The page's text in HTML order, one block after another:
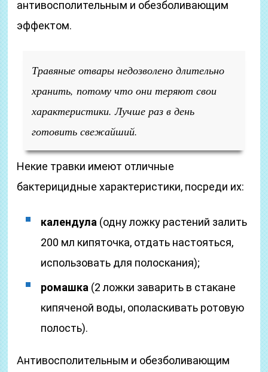
антивосполительным и обезболивающим
эффектом.
Травяные отвары недозволено длительно
хранить, потому что они теряют свои
характеристики. Лучше раз в день
готовить свежайший.
Некие травки имеют отличные
бактерицидные характеристики, посреди их:
календула (одну ложку растений залить
200 мл кипяточка, отдать настояться,
использовать для полоскания);
ромашка (2 ложки заварить в стакане
кипяченой воды, ополаскивать ротовую
полость).
Антивосполительным и обезболивающим